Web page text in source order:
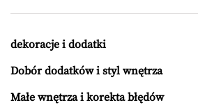
dekoracje i dodatki
Dobór dodatków i styl wnętrza
Małe wnętrza i korekta błędów